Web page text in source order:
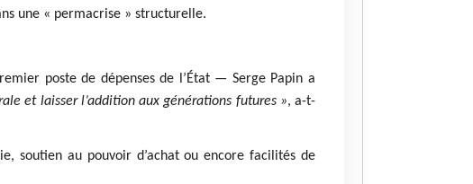
une « permacrise » structurelle.
poste de dépenses de l’État — Serge Papin a
et laisser l’addition aux générations futures », a-t-
soutien au pouvoir d’achat ou encore facilités de